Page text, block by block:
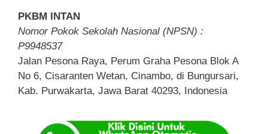
PKBM INTAN
Nomor Pokok Sekolah Nasional (NPSN) :
P9948537
Jalan Pesona Raya, Perum Graha Pesona Blok A
No 6, Cisaranten Wetan, Cinambo, di Bungursari,
Kab. Purwakarta, Jawa Barat 40293, Indonesia